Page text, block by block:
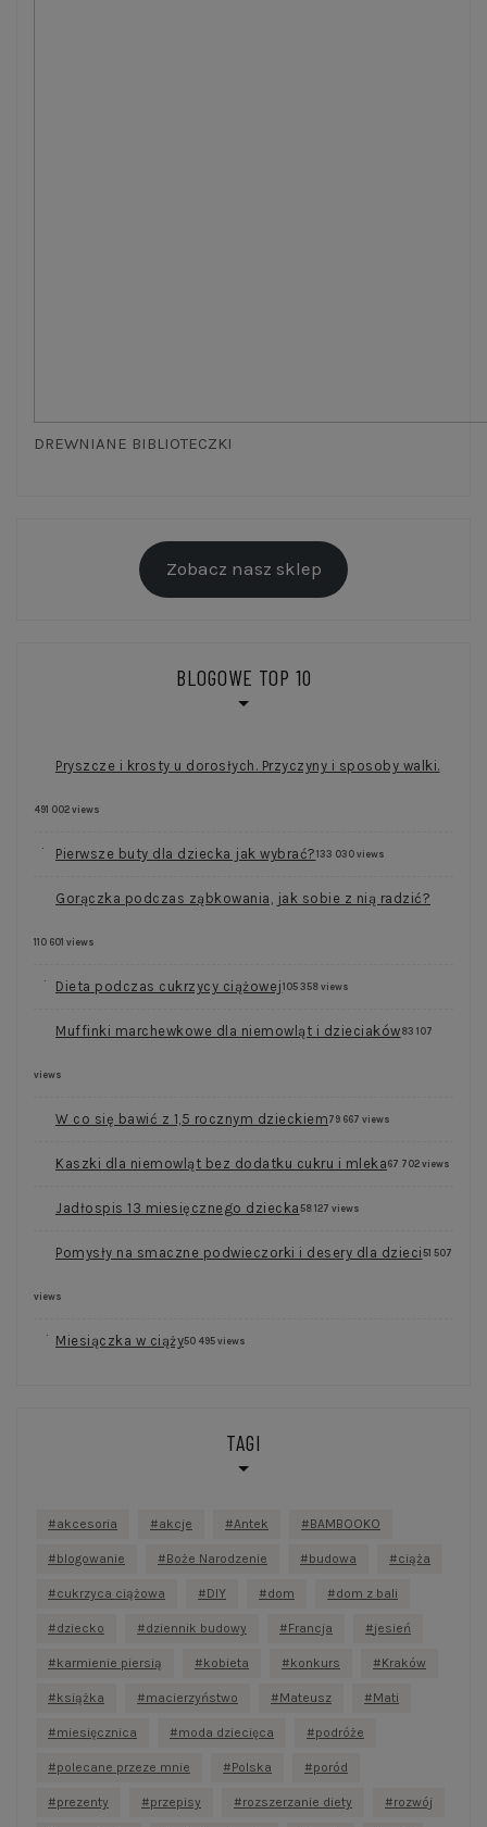
DREWNIANE BIBLIOTECZKI
Zobacz nasz sklep
BLOGOWE TOP 10
Pryszcze i krosty u dorosłych. Przyczyny i sposoby walki.
491 002 views
Pierwsze buty dla dziecka jak wybrać? 133 030 views
Gorączka podczas ząbkowania, jak sobie z nią radzić?
110 601 views
Dieta podczas cukrzycy ciążowej 105 358 views
Muffinki marchewkowe dla niemowląt i dzieciaków 83 107
views
W co się bawić z 1,5 rocznym dzieckiem 79 667 views
Kaszki dla niemowląt bez dodatku cukru i mleka 67 702 views
Jadłospis 13 miesięcznego dziecka 58 127 views
Pomysły na smaczne podwieczorki i desery dla dzieci 51 507
views
Miesiączka w ciąży50 495 views
TAGI
akcesoria akcje Antek BAMBOOKO
blogowanie Boże Narodzenie budowa ciąża
cukrzyca ciążowa DIY dom dom z bali
dziecko dziennik budowy Francja jesień
karmienie piersią kobieta konkurs Kraków
książka macierzyństwo Mateusz Mati
miesięcznica moda dziecięca podróże
polecane przeze mnie Polska poród
prezenty przepisy rozszerzanie diety rozwój